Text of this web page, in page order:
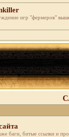
игр "фермеров"
баги, битые ссылки и